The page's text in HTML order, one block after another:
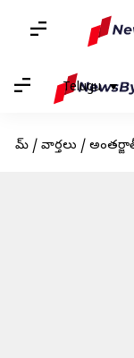
Telugu
హోమ్ / వార్తలు /